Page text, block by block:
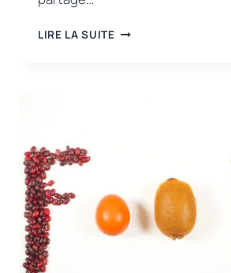
LIRE LA SUITEPUBLICATION
LA
VERSION
7